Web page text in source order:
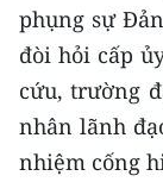
RADIO
MEDIA CENTER
E-Magazine
phụng sự
đòi hỏi cấp
cứu, trường
nhân lãnh
nhiệm cống